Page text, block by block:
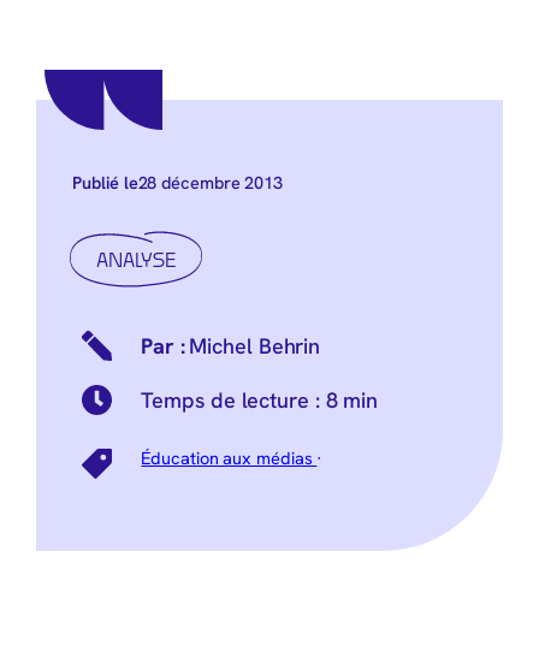
Publié le28 décembre 2013
ANALYSE
Michel Behrin
Temps de lecture : 8 min
Éducation aux médias ·